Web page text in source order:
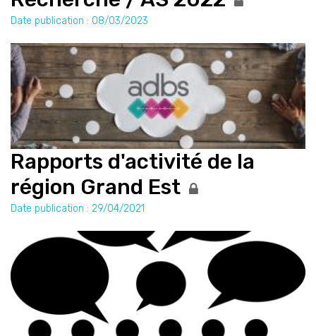
Date publication : 08/03/2023
Rapports d'activité de la
région Grand Est
Date publication : 29/04/2021